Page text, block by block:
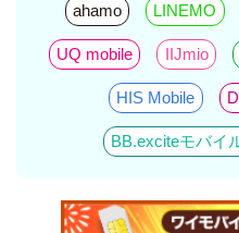
ahamo LINEMO
UQ mobile IIJmio
HIS Mobile
BB.exciteモバイ